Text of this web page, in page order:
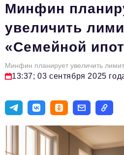
HR
Персона номера
Юридический практикум
Стиль жизни
Импортозамещение
Минфин
увеличить
«Семейной
Минфин планирует увеличить
13:37; 03 сентября 2025